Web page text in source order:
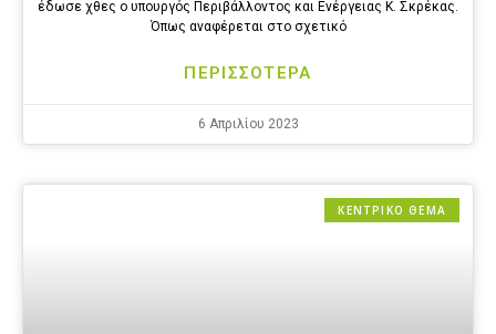
έδωσε χθες ο υπουργός Περιβάλλοντος και Ενέργειας Κ. Σκρέκας.
Όπως αναφέρεται στο σχετικό
ΠΕΡΙΣΣΟΤΕΡΑ
6 Απριλίου 2023
ΚΕΝΤΡΙΚΟ ΘΕΜΑ